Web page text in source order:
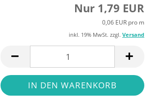
Nur 1,79 EUR
0,06 EUR pro m
inkl. 19% MwSt. zzgl. Versand